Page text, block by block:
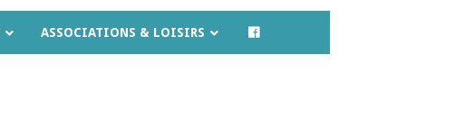
ASSOCIATIONS & LOISIRS